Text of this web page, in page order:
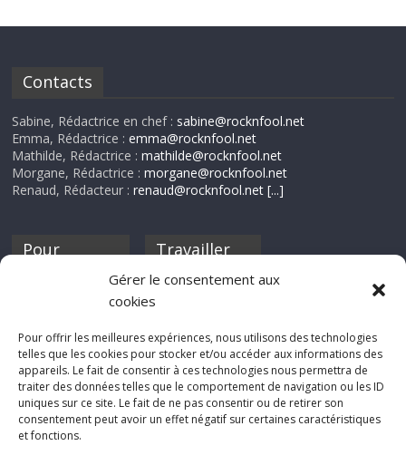
Gérer le consentement aux
cookies
Pour offrir les meilleures expériences, nous utilisons des technologies
telles que les cookies pour stocker et/ou accéder aux informations des
appareils. Le fait de consentir à ces technologies nous permettra de
traiter des données telles que le comportement de navigation ou les ID
uniques sur ce site. Le fait de ne pas consentir ou de retirer son
consentement peut avoir un effet négatif sur certaines caractéristiques
et fonctions.
Contacts
Sabine, Rédactrice en chef : sabine@rocknfool.net
Emma, Rédactrice :emma@rocknfool.net
Mathilde, Rédactrice :mathilde@rocknfool.net
Morgane, Rédactrice :morgane@rocknfool.net
Renaud, Rédacteur :renaud@rocknfool.net [...]
Pour
discothèque
Travailler
Si tu souhaites
Rocknfool, n'hésite
pas à nous envoyer
tes chroniques de
concerts, de films,
séries ou des billets
d'humeur :